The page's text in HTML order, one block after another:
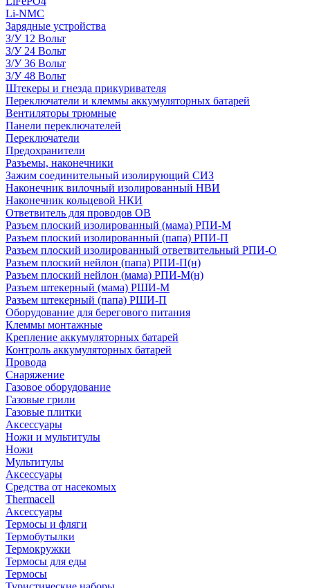
Li-NMC
Зарядные устройства
З/У 12 Вольт
З/У 24 Вольт
З/У 36 Вольт
З/У 48 Вольт
Штекеры и гнезда прикуривателя
Переключатели и клеммы аккумуляторных батарей
Вентиляторы трюмные
Панели переключателей
Переключатели
Предохранители
Разъемы, наконечники
Зажим соединительный изолирующий СИЗ
Наконечник вилочный изолированный НВИ
Наконечник кольцевой НКИ
Ответвитель для проводов ОВ
Разъем плоский изолированный (мама) РПИ-М
Разъем плоский изолированный (папа) РПИ-П
Разъем плоский изолированный ответвительный РПИ-О
Разъем плоский нейлон (папа) РПИ-П(н)
Разъем плоский нейлон (мама) РПИ-М(н)
Разъем штекерный (мама) РШИ-М
Разъем штекерный (папа) РШИ-П
Оборудование для берегового питания
Клеммы монтажные
Крепление аккумуляторных батарей
Контроль аккумуляторных батарей
Провода
Снаряжение
Газовое оборудование
Газовые грили
Газовые плитки
Аксессуары
Ножи и мультитулы
Ножи
Мультитулы
Аксессуары
Средства от насекомых
Thermacell
Аксессуары
Термосы и фляги
Термобутылки
Термокружки
Термосы для еды
Термосы